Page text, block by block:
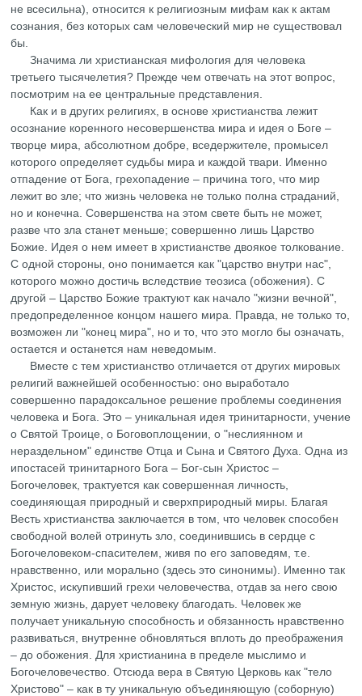
не всесильна), относится к религиозным мифам как к актам
сознания, без которых сам человеческий мир не существовал
бы.
Значима ли христианская мифология для человека
третьего тысячелетия? Прежде чем отвечать на этот вопрос,
посмотрим на ее центральные представления.
Как и в других религиях, в основе христианства лежит
осознание коренного несовершенства мира и идея о Боге –
творце мира, абсолютном добре, вседержителе, промысел
которого определяет судьбы мира и каждой твари. Именно
отпадение от Бога, грехопадение – причина того, что мир
лежит во зле; что жизнь человека не только полна страданий,
но и конечна. Совершенства на этом свете быть не может,
разве что зла станет меньше; совершенно лишь Царство
Божие. Идея о нем имеет в христианстве двоякое толкование.
С одной стороны, оно понимается как "царство внутри нас",
которого можно достичь вследствие теозиса (обожения). С
другой – Царство Божие трактуют как начало "жизни вечной",
предопределенное концом нашего мира. Правда, не только то,
возможен ли "конец мира", но и то, что это могло бы означать,
остается и останется нам неведомым.
Вместе с тем христианство отличается от других мировых
религий важнейшей особенностью: оно выработало
совершенно парадоксальное решение проблемы соединения
человека и Бога. Это – уникальная идея тринитарности, учение
о Святой Троице, о Боговоплощении, о "неслиянном и
нераздельном" единстве Отца и Сына и Святого Духа. Одна из
ипостасей тринитарного Бога – Бог-сын Христос –
Богочеловек, трактуется как совершенная личность,
соединяющая природный и сверхприродный миры. Благая
Весть христианства заключается в том, что человек способен
свободной волей отринуть зло, соединившись в сердце с
Богочеловеком-спасителем, живя по его заповедям, т.е.
нравственно, или морально (здесь это синонимы). Именно так
Христос, искупивший грехи человечества, отдав за него свою
земную жизнь, дарует человеку благодать. Человек же
получает уникальную способность и обязанность нравственно
развиваться, внутренне обновляться вплоть до преображения
– до обожения. Для христианина в пределе мыслимо и
Богочеловечество. Отсюда вера в Святую Церковь как "тело
Христово" – как в ту уникальную объединяющую (соборную)